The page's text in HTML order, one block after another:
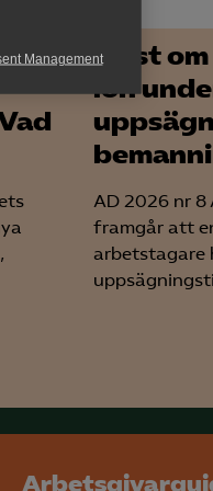
ManagementTvist
lön
AD 2026 nr 8
framgår att
arbetstagare